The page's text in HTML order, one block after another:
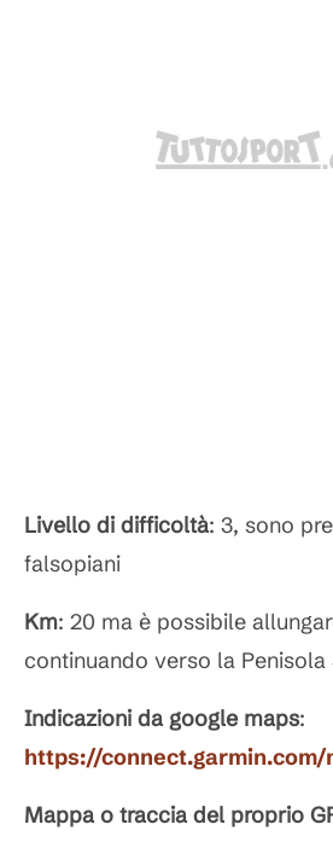
Livello di difficoltà: 3, sono
falsopiani
Km: 20 ma è possibile
continuando verso la Penisola
Indicazioni da google maps:
https://connect.garmin.com/
Mappa o traccia del proprio